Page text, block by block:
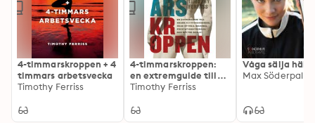
4-timmarskroppen + 4
timmars arbetsvecka
Timothy Ferriss
4-timmarskroppen:
en extremguide till
snabb
styrka, maximal
Timothy Ferriss
Våga sälja
Max Söderpalm